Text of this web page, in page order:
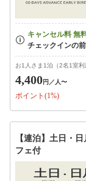
お1人さま1泊（2名1室
4,400円 ／人〜
ポイント(1%)
【連泊】土日・
フェ付